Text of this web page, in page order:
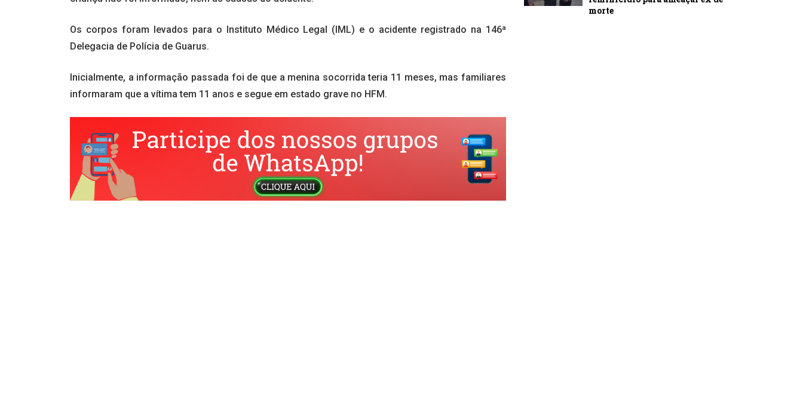
Os corpos foram levados para o Instituto Médico Legal (IML) e o acidente registrado na 146ª
Delegacia de Polícia de Guarus.
Inicialmente, a informação passada foi de que a menina socorrida teria 11 meses, mas familiares
informaram que a vítima tem 11 anos e segue em estado grave no HFM.
morte